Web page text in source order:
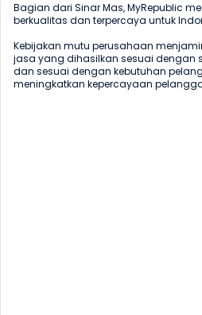
Bagian dari Sinar Mas, MyRepublic
berkualitas dan terpercaya untuk
Kebijakan mutu perusahaan
jasa yang dihasilkan sesuai dengan
dan sesuai dengan kebutuhan
meningkatkan kepercayaan